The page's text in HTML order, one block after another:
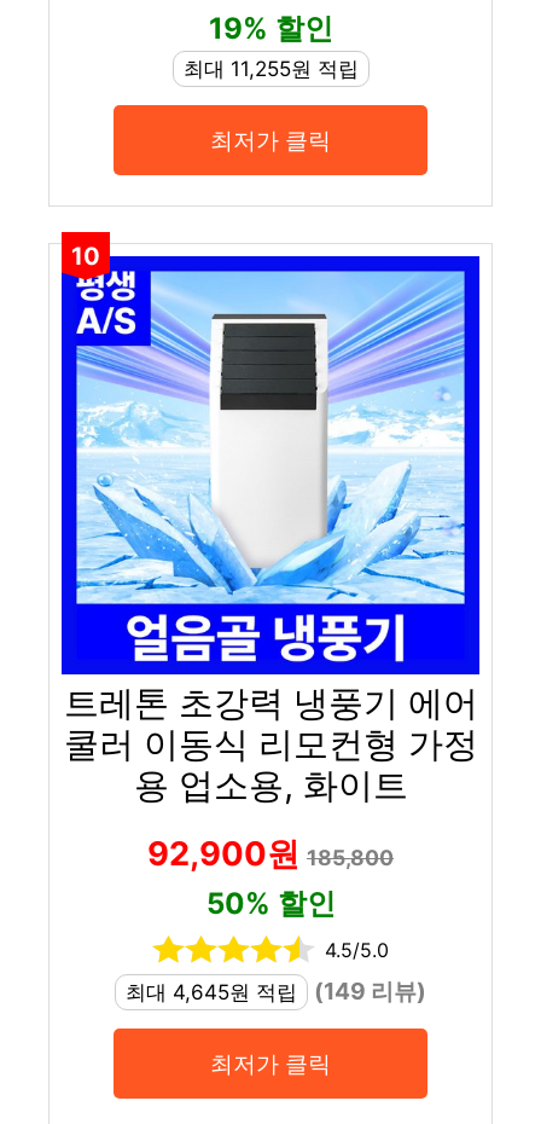
19% 할인
최대 11,255원 적립
최저가 클릭
10
트레톤 초강력 냉풍기 에어
쿨러 이동식 리모컨형 가정
용 업소용, 화이트
92,900원 185,800
50% 할인
4.5/5.0
최대 4,645원 적립
(149 리뷰)
최저가 클릭